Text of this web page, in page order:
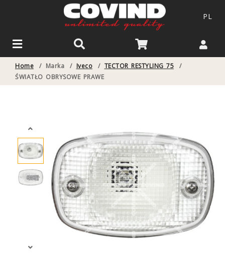
PL
Home / Marka / Iveco / TECTOR RESTYLING 75
/
ŚWIATŁO OBRYSOWE PRAWE